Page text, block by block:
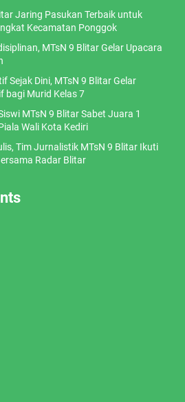
Jaring Pasukan Terbaik untuk
Kecamatan Ponggok
MTsN 9 Blitar Gelar Upacara
Sejak Dini, MTsN 9 Blitar Gelar
bagi Murid Kelas 7
MTsN 9 Blitar Sabet Juara 1
Wali Kota Kediri
Tim Jurnalistik MTsN 9 Blitar Ikuti
Radar Blitar